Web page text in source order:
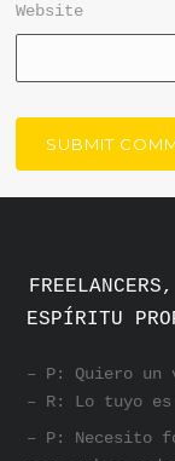
Website
ESPÍRITU
– P: Quiero un
– R: Lo tuyo es
– P: Necesito